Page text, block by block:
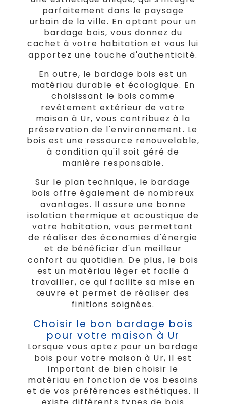
parfaitement dans le paysage
urbain de la ville. En optant pour un
bardage bois, vous donnez du
cachet à votre habitation et vous lui
apportez une touche d'authenticité.
En outre, le bardage bois est un
matériau durable et écologique. En
choisissant le bois comme
revêtement extérieur de votre
maison à Ur, vous contribuez à la
préservation de l'environnement. Le
bois est une ressource renouvelable,
à condition qu'il soit géré de
manière responsable.
Sur le plan technique, le bardage
bois offre également de nombreux
avantages. Il assure une bonne
isolation thermique et acoustique de
votre habitation, vous permettant
de réaliser des économies d'énergie
et de bénéficier d'un meilleur
confort au quotidien. De plus, le bois
est un matériau léger et facile à
travailler, ce qui facilite sa mise en
œuvre et permet de réaliser des
finitions soignées.
Choisir le bon bardage bois
pour votre maison à Ur
Lorsque vous optez pour un bardage
bois pour votre maison à Ur, il est
important de bien choisir le
matériau en fonction de vos besoins
et de vos préférences esthétiques. Il